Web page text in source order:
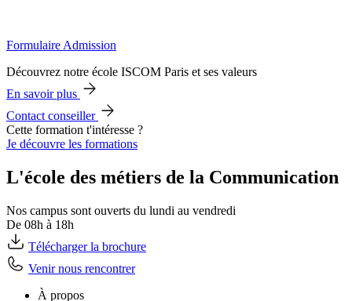
Formulaire Admission
Découvrez notre école ISCOM Paris et ses valeurs
En savoir plus
Contact conseiller
Cette formation t'intéresse ?
Je découvre les formations
L'école des métiers de la Communication
Nos campus sont ouverts du lundi au vendredi
De 08h à 18h
Télécharger la brochure
Venir nous rencontrer
À propos